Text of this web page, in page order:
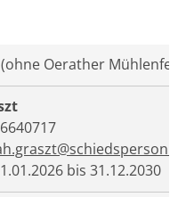
Oerather
bis 31.12.2030